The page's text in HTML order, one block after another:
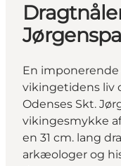
En
vikingetidens liv
Odenses Skt.
vikingesmykke
en 31 cm. lang
arkæologer og